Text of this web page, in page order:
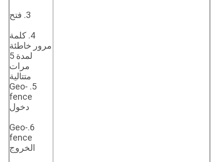
3. فتح
4. كلمة
مرور خاطئة
لمدة 5
مرات
متتالية
5. Geo-
fence
دخول
6.Geo-
fence
الخروج